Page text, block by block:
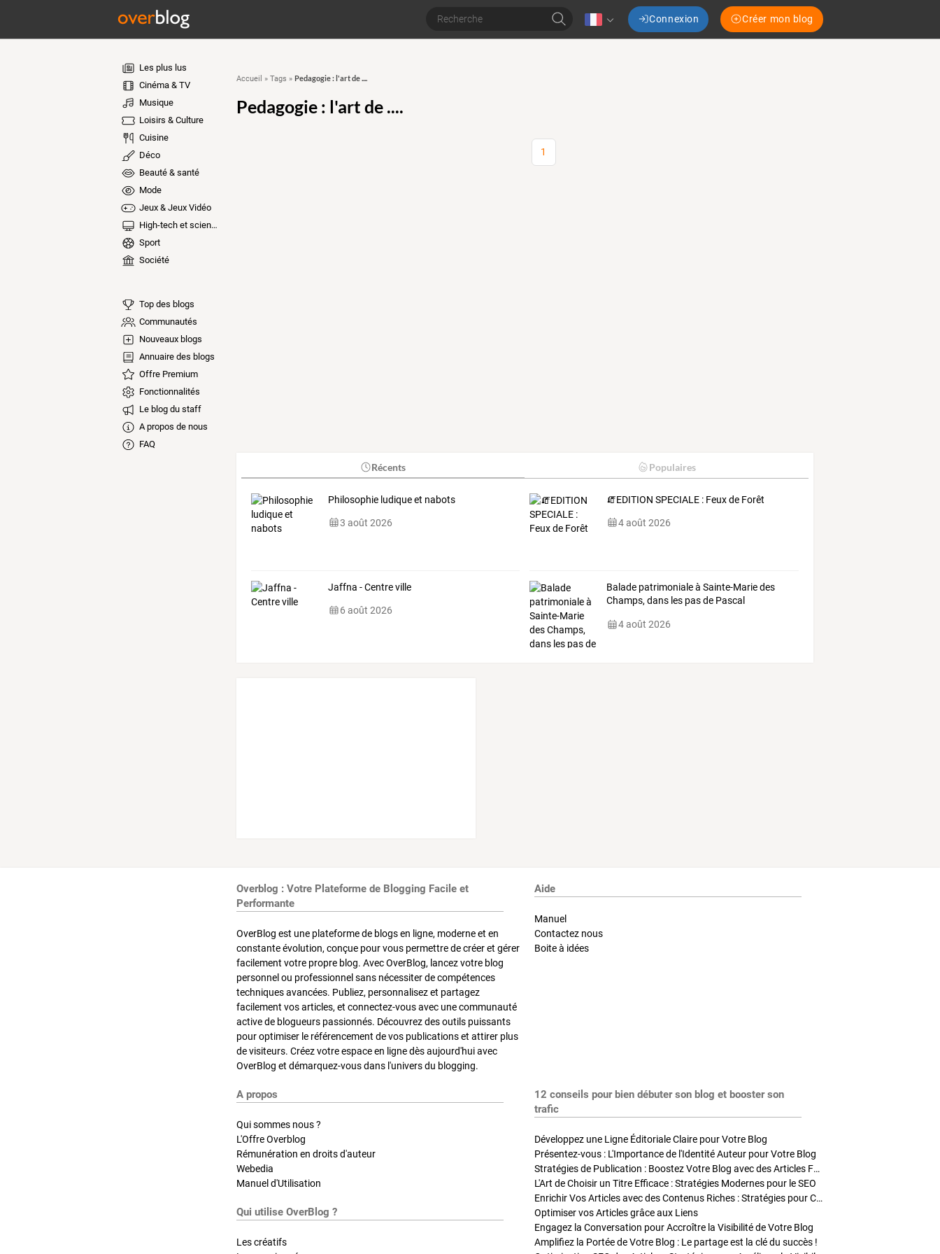
Connexion Créer mon blog
Les plus lus
Cinéma & TV
Musique
Loisirs & Culture
Cuisine
Déco
Beauté & santé
Mode
Jeux & Jeux Vidéo
High-tech et sciences
Sport
Société
Top des blogs
Communautés
Nouveaux blogs
Annuaire des blogs
Offre Premium
Fonctionnalités
Le blog du staff
A propos de nous
FAQ
Accueil » Tags » Pedagogie : l'art de ....
Pedagogie : l'art de ....
1
Récents Populaires
Philosophie ludique et nabots
3 août 2026
🧯EDITION SPECIALE : Feux de Forêt
4 août 2026
Jaffna - Centre ville
6 août 2026
Balade patrimonialeà Sainte-Mariedes
Champs, dans les pasde Pascal
4 août 2026
Overblog : Votre Plateforme de Blogging Facile et
Performante
OverBlog est une plateforme de blogs en ligne, moderne et en
constante évolution, conçue pour vous permettre de créer et gérer
facilement votre propre blog. Avec OverBlog, lancez votre blog
personnel ou professionnel sans nécessiter de compétences
techniques avancées. Publiez, personnalisez et partagez
facilement vos articles, et connectez-vous avec une communauté
active de blogueurs passionnés. Découvrez des outils puissants
pour optimiser le référencement de vos publications et attirer plus
de visiteurs. Créez votre espace en ligne dès aujourd'hui avec
OverBlog et démarquez-vous dans l'univers du blogging.
Aide
Manuel
Contactez nous
Boite à idées
A propos
Qui sommes nous ?
L'Offre Overblog
Rémunération en droits d'auteur
Webedia
Manuel d'Utilisation
Qui utilise OverBlog ?
Les créatifs
12 conseils pour bien débuter son blog et booster son
trafic
Développez une Ligne Éditoriale Claire pour Votre Blog
Présentez-vous : L'Importance de l'Identité Auteur pour Votre Blog
Stratégies de Publication : Boostez Votre Blog avec des Articles Fréquents et Exclusifs
L'Art de Choisir un Titre Efficace : Stratégies Modernes pour le SEO
Enrichir Vos Articles avec des Contenus Riches : Stratégies pour Captiver et Optimiser
Optimiser vos Articles grâce aux Liens
Engagez la Conversation pour Accroître la Visibilité de Votre Blog
Amplifiez la Portée de Votre Blog : Le partage est la clé du succès !